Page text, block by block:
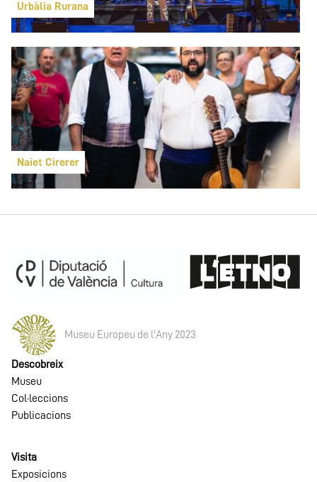
Urbàlia Rurana
Naiet Cirerer
Museu Europeu de l'Any 2023
Descobreix
Museu
Col·leccions
Publicacions
Visita
Exposicions